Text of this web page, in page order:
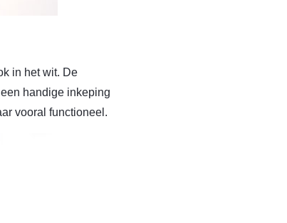
in het wit. De
handige inkeping
vooral functioneel.